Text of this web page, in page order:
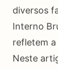
diversos
Interno
refletem a
Neste